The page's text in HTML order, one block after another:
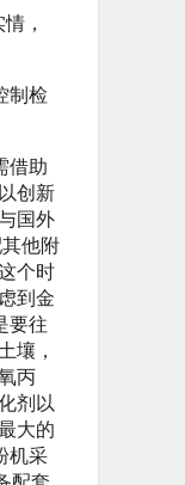
，
制检
借助
创新
国外
他附
个时
到金
要往
壤，
丙
剂以
大的
机采